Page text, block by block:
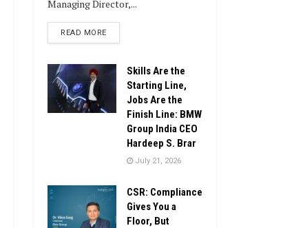
Managing Director,...
READ MOREDETAILS
Skills Are the
Starting Line,
Jobs Are the
Finish Line: BMW
Group India CEO
Hardeep S. Brar
July 21, 2026
CSR: Compliance
Gives You a
Floor, But